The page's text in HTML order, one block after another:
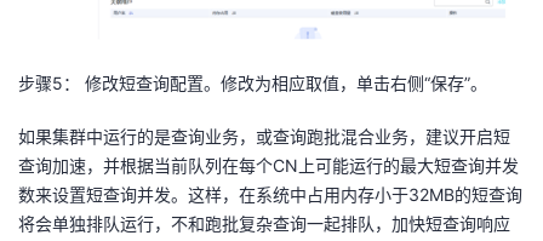
步骤5： 修改短查询配置。修改为相应取值，单击右侧“保存”。
如果集群中运行的是查询业务，或查询跑批混合业务，建议开启短
查询加速，并根据当前队列在每个CN 上可能运行的最大短查询并发
数来设置短查询并发。这样，在系统中占用内存小于32MB的短查询
将会单独排队运行，不和跑批复杂查询一起排队，加快短查询响应